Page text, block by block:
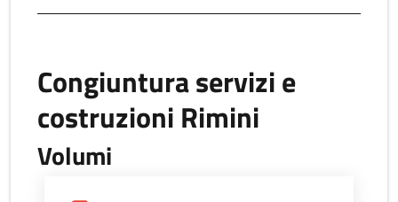
Congiuntura servizi e
costruzioni Rimini
Volumi